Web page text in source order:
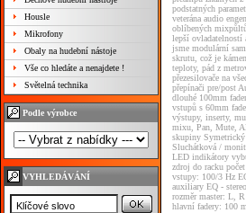
Housle
Mikrofony
Obaly na hudební nástoje
Vše co hledáte a nenajdete !
Světelná technika
Podle výrobce
VYHLEDÁVÁNÍ
podstatných
veterána audio
oblíbených
lepší ovladatelností
jsme modulární
skrutu, což je
teploty, pád z
přezesilovače na
přepínači pre/post
dlouhé 100mm
vstupů s 60mm
výstupy, inserty,
mixu, Pan, Mute,
skupiny
Sluchátková /
LED indikátory
zdroj do racku
vstupy: 100/3 Hz
auxiliary EQ -
rozměr master: L,
hlavní fadery: 100